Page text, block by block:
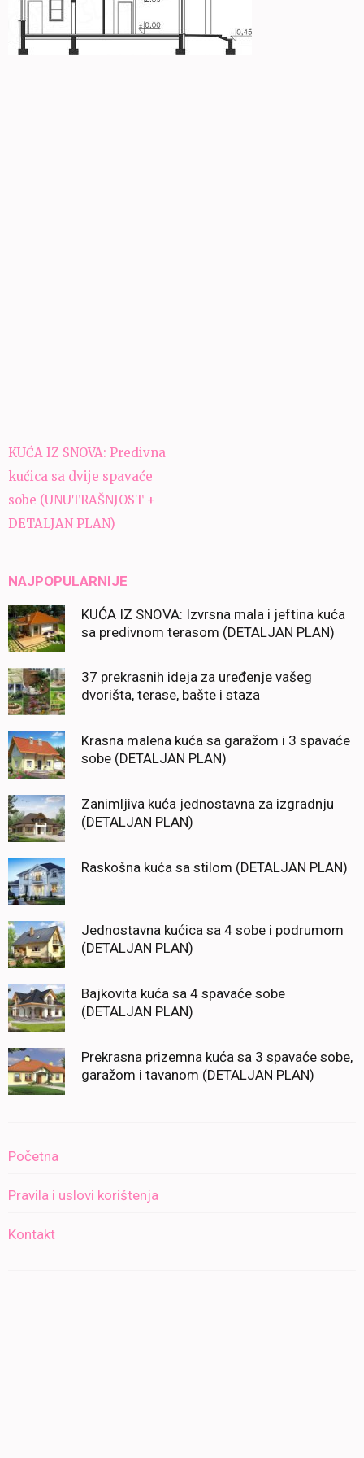
Navigacija
članaka
KUĆA IZ SNOVA: Predivna
kućica sa dvije spavaće
sobe (UNUTRAŠNJOST +
DETALJAN PLAN)
NAJPOPULARNIJE
KUĆA IZ SNOVA: Izvrsna mala i jeftina kuća
sa predivnom terasom (DETALJAN PLAN)
37 prekrasnih ideja za uređenje vašeg
dvorišta, terase, bašte i staza
Krasna malena kuća sa garažom i 3 spavaće
sobe (DETALJAN PLAN)
Zanimljiva kuća jednostavna za izgradnju
(DETALJAN PLAN)
Raskošna kuća sa stilom (DETALJAN PLAN)
Jednostavna kućica sa 4 sobe i podrumom
(DETALJAN PLAN)
Bajkovita kuća sa 4 spavaće sobe
(DETALJAN PLAN)
Prekrasna prizemna kuća sa 3 spavaće sobe,
garažom i tavanom (DETALJAN PLAN)
Početna
Pravila i uslovi korištenja
Kontakt